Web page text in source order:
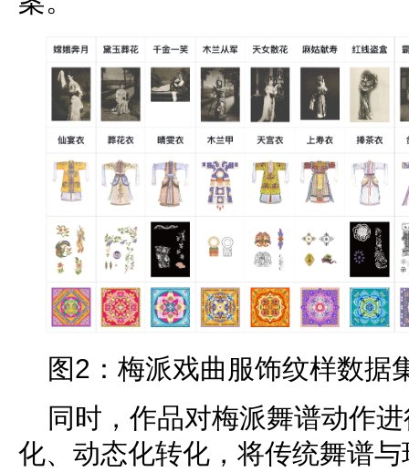
图2：梅派戏曲服饰纹样数据
同时，作品对梅派舞谱动作
化、动态化转化，将传统舞谱